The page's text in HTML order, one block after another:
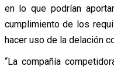
en lo que podrían
cumplimiento de los
hacer uso de la delación
“La compañía